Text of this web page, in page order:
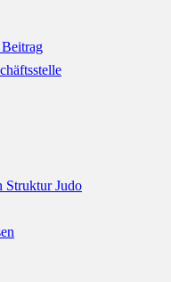
Struktur Judo